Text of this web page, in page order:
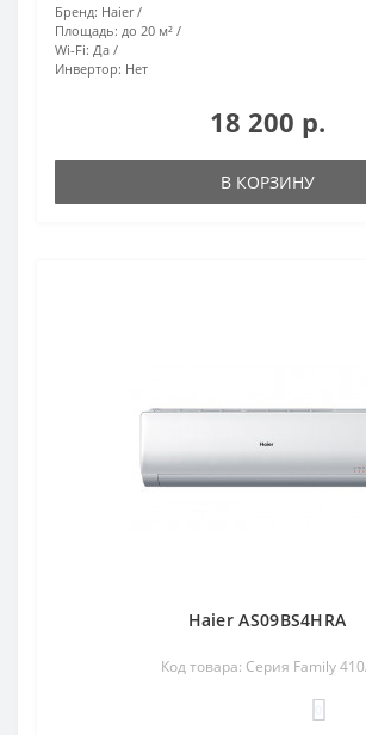
Бренд: Haier
Площадь: до 20 м²
Wi-Fi: Да
Инвертор: Нет
18 200 р.
В КОРЗИНУ
Haier AS09BS4HRA
Код товара: Серия Family